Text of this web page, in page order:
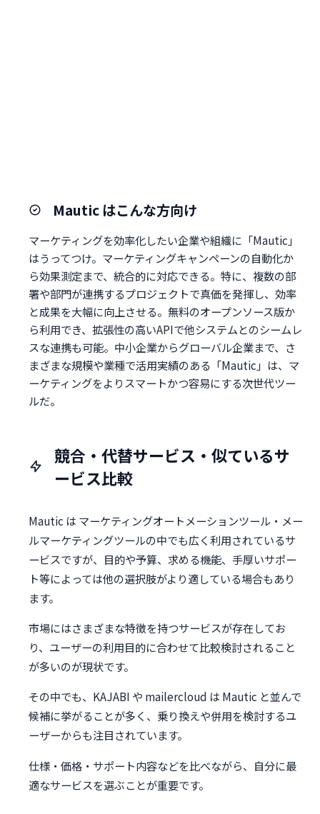
Mautic はこんな方向け
マーケティングを効率化したい企業や組織に「Mautic」
はうってつけ。マーケティングキャンペーンの自動化か
ら効果測定まで、統合的に対応できる。特に、複数の部
署や部門が連携するプロジェクトで真価を発揮し、効率
と成果を大幅に向上させる。無料のオープンソース版か
ら利用でき、拡張性の高いAPIで他システムとのシームレ
スな連携も可能。中小企業からグローバル企業まで、さ
まざまな規模や業種で活用実績のある「Mautic」は、マ
ーケティングをよりスマートかつ容易にする次世代ツー
ルだ。
競合・代替サービス・似ているサ
ービス比較
Mautic は マーケティングオートメーションツール・メー
ルマーケティングツールの中でも広く利用されているサ
ービスですが、目的や予算、求める機能、手厚いサポー
ト等によっては他の選択肢がより適している場合もあり
ます。
市場にはさまざまな特徴を持つサービスが存在してお
り、ユーザーの利用目的に合わせて比較検討されること
が多いのが現状です。
その中でも、KAJABI や mailercloud は Mautic と並んで
候補に挙がることが多く、乗り換えや併用を検討するユ
ーザーからも注目されています。
仕様・価格・サポート内容などを比べながら、自分に最
適なサービスを選ぶことが重要です。